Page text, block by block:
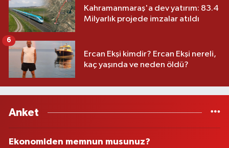
Kahramanmaraş'a dev yatırım: 83.4
Milyarlık projede imzalar atıldı
Ercan Ekşi kimdir? Ercan Ekşi nereli,
kaç yaşında ve neden öldü?
6
Anket
Ekonomiden memnun musunuz?